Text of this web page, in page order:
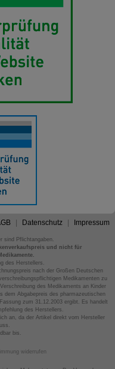
Datenschutz Impressum
sind Pflichtangaben.
und nicht für
des Herstellers.
nach der Großen Deutschen
Medikamenten zu
des Medikaments an Kinder
dem Abgabepreis des pharmazeutischen
zum 31.12.2003 ergibt. Es handelt
des Herstellers.
an, da der Artikel direkt vom Hersteller
bis.
widerrufen